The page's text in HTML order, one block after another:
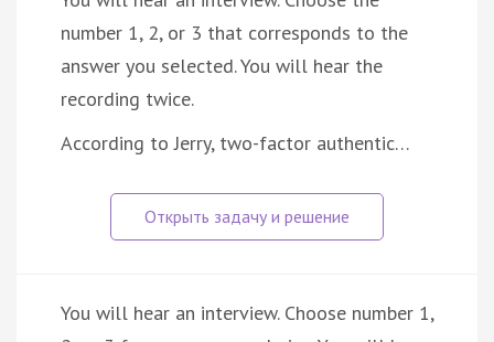
number 1, 2, or 3 that corresponds to the
answer you selected. You will hear the
recording twice.
According to Jerry, two-factor authentic…
You will hear an interview. Choose number 1,